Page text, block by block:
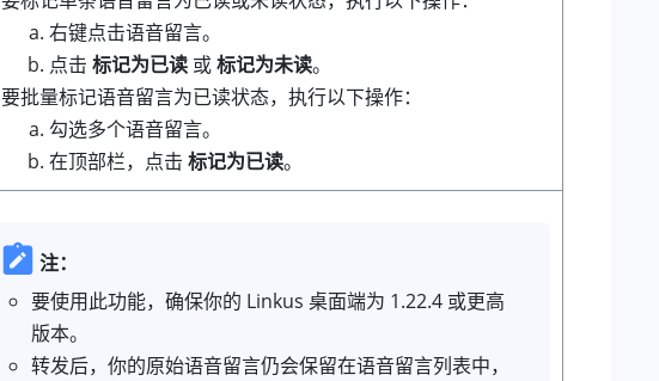
右键点击语音留言。
点击 标记为已读 或标记为未读。
要批量标记语音留言为已读状态，执行以下操作：
勾选多个语音留言。
在顶部栏，点击 标记为已读。
注：
要使用此功能，确保你的 Linkus 桌面端为 1.22.4或更高
版本。
转发后，你的原始语音留言仍会保留在语音留言列表中，